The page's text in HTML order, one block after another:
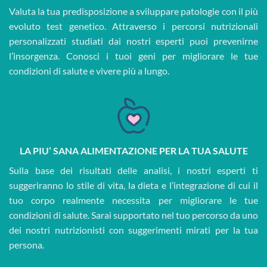
Valuta la tua predisposizione a sviluppare patologie con il più
evoluto test genetico. Attraverso i percorsi nutrizionali
personalizzati studiati dai nostri esperti puoi prevenirne
l’insorgenza. Conosci i tuoi geni per migliorare le tue
condizioni di salute e vivere più a lungo.
LA PIU’ SANA ALIMENTAZIONE PER LA TUA SALUTE
Sulla base dei risultati delle analisi, i nostri esperti ti
suggeriranno lo stile di vita, la dieta e l’integrazione di cui il
tuo corpo realmente necessita per migliorare le tue
condizioni di salute. Sarai supportato nel tuo percorso da uno
dei nostri nutrizionisti con suggerimenti mirati per la tua
persona.